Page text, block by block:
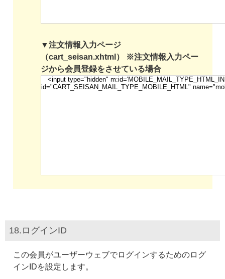
▼注文情報入力ページ
（cart_seisan.xhtml） ※注文情報入力ペー
ジから会員登録をさせている場合
18.ログインID
この会員がユーザーウェブでログインするためのログ
インIDを設定します。